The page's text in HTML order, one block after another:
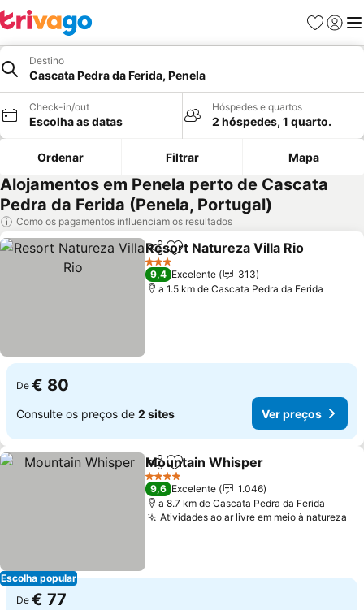
Favoritos
Iniciar
Destino
Cascata Pedra da Ferida, Penela
Check-in/out
Escolha as datas
Hóspedes e quartos
2 hóspedes, 1 quarto.
Ordenar Filtrar Mapa
Alojamentos em Penela perto de Cascata
Pedra da Ferida (Penela, Portugal)
Como os pagamentos influenciam os resultados
PartilharAdicionar aos favoritos
Resort Natureza Villa Rio
3 Estrelas
9,4 Excelente
313
a 1.5 km de Cascata Pedra da Ferida
De € 80
Consulte os preços de 2 sites Ver preços
Escolha popular
PartilharAdicionar aos favoritos
Mountain Whisper
4 Estrelas
9,6 Excelente
1.046
a 8.7 km de Cascata Pedra da Ferida
Atividades ao ar livre em meio à natureza
De € 77